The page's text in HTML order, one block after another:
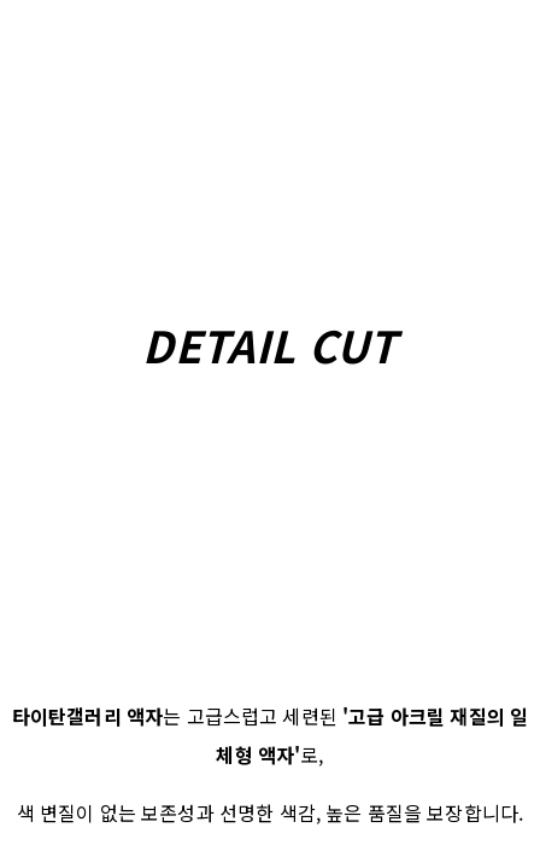
DETAIL CUT
타이탄갤러리 액자는 고급스럽고 세련된 '고급 아크릴 재질의 일
체형 액자'로,
색 변질이 없는 보존성과 선명한 색감, 높은 품질을 보장합니다.